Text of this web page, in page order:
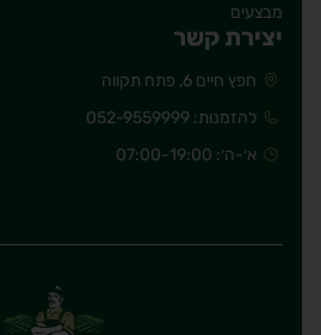
מבצעים
יצירת קשר
חפץ חיים 6, פתח תקווה
להזמנות: 052-9559999
א׳-ה׳: 07:00-19:00